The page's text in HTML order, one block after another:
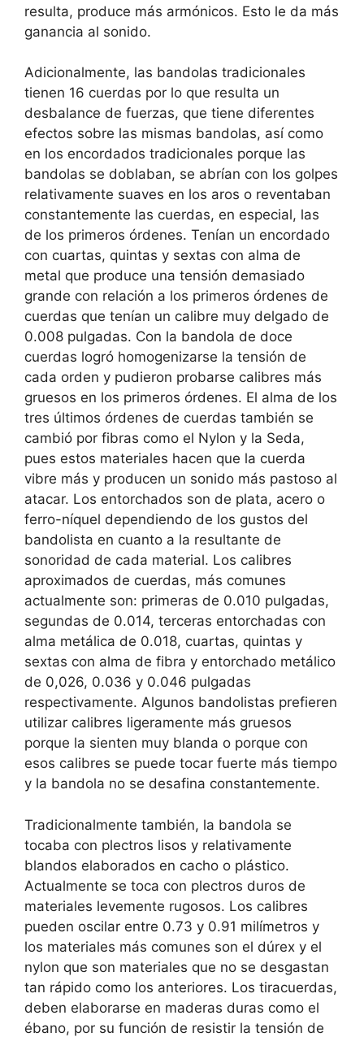
resulta, produce más armónicos. Esto le da más
ganancia al sonido.
Adicionalmente, las bandolas tradicionales
tienen 16 cuerdas por lo que resulta un
desbalance de fuerzas, que tiene diferentes
efectos sobre las mismas bandolas, así como
en los encordados tradicionales porque las
bandolas se doblaban, se abrían con los golpes
relativamente suaves en los aros o reventaban
constantemente las cuerdas, en especial, las
de los primeros órdenes. Tenían un encordado
con cuartas, quintas y sextas con alma de
metal que produce una tensión demasiado
grande con relación a los primeros órdenes de
cuerdas que tenían un calibre muy delgado de
0.008 pulgadas. Con la bandola de doce
cuerdas logró homogenizarse la tensión de
cada orden y pudieron probarse calibres más
gruesos en los primeros órdenes. El alma de los
tres últimos órdenes de cuerdas también se
cambió por fibras como el Nylon y la Seda,
pues estos materiales hacen que la cuerda
vibre más y producen un sonido más pastoso al
atacar. Los entorchados son de plata, acero o
ferro-níquel dependiendo de los gustos del
bandolista en cuanto a la resultante de
sonoridad de cada material. Los calibres
aproximados de cuerdas, más comunes
actualmente son: primeras de 0.010 pulgadas,
segundas de 0.014, terceras entorchadas con
alma metálica de 0.018, cuartas, quintas y
sextas con alma de fibra y entorchado metálico
de 0,026, 0.036 y 0.046 pulgadas
respectivamente. Algunos bandolistas prefieren
utilizar calibres ligeramente más gruesos
porque la sienten muy blanda o porque con
esos calibres se puede tocar fuerte más tiempo
y la bandola no se desafina constantemente.
Tradicionalmente también, la bandola se
tocaba con plectros lisos y relativamente
blandos elaborados en cacho o plástico.
Actualmente se toca con plectros duros de
materiales levemente rugosos. Los calibres
pueden oscilar entre 0.73 y 0.91 milímetros y
los materiales más comunes son el dúrex y el
nylon que son materiales que no se desgastan
tan rápido como los anteriores. Los tiracuerdas,
deben elaborarse en maderas duras como el
ébano, por su función de resistir la tensión de